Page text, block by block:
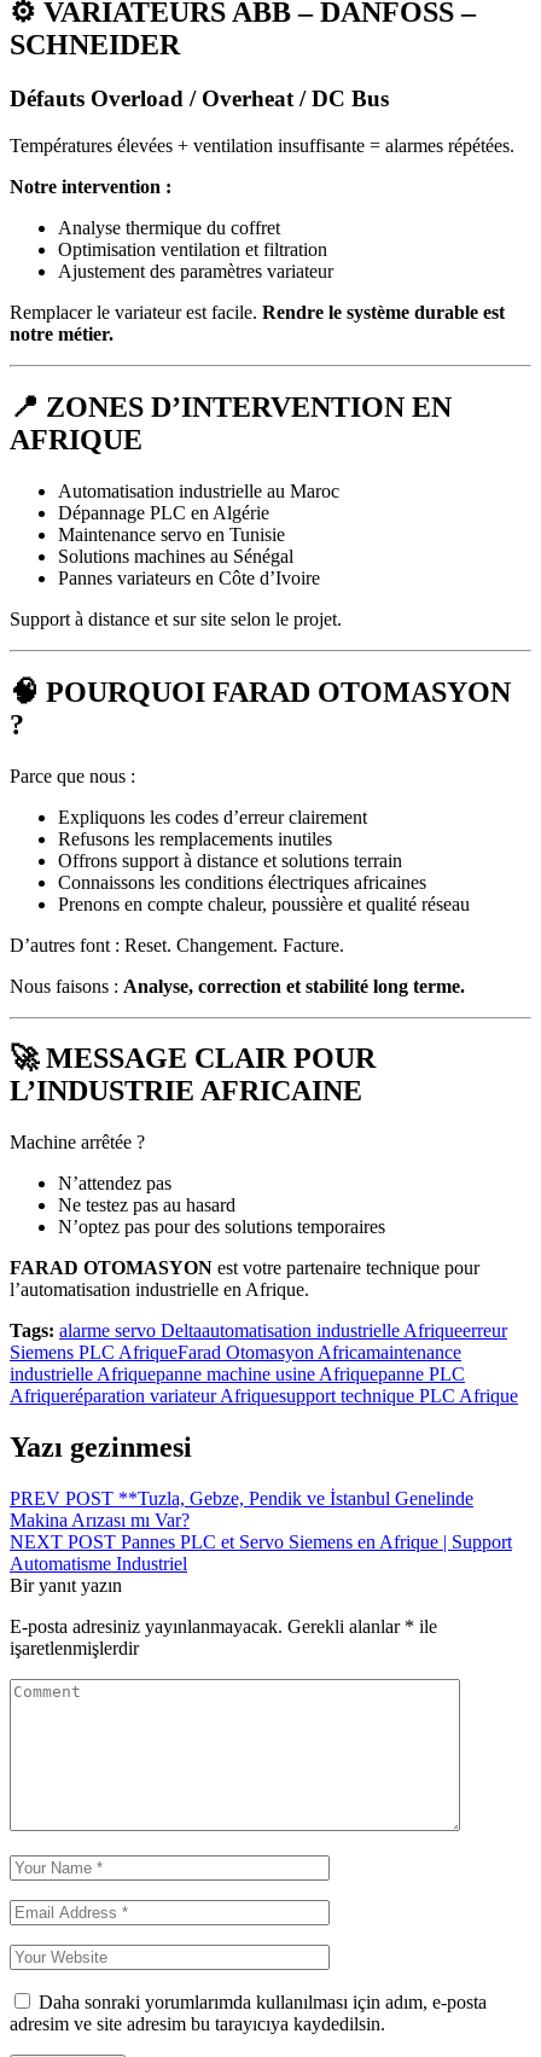
⚙️ VARIATEURS ABB – DANFOSS –
SCHNEIDER
Défauts Overload / Overheat / DC Bus
Températures élevées + ventilation insuffisante = alarmes répétées.
Notre intervention :
Analyse thermique du coffret
Optimisation ventilation et filtration
Ajustement des paramètres variateur
Remplacer le variateur est facile. Rendre le système durable est
notre métier.
📍 ZONES D’INTERVENTION EN
AFRIQUE
Automatisation industrielle au Maroc
Dépannage PLC en Algérie
Maintenance servo en Tunisie
Solutions machines au Sénégal
Pannes variateurs en Côte d’Ivoire
Support à distance et sur site selon le projet.
🧠 POURQUOI FARAD OTOMASYON
?
Parce que nous :
Expliquons les codes d’erreur clairement
Refusons les remplacements inutiles
Offrons support à distance et solutions terrain
Connaissons les conditions électriques africaines
Prenons en compte chaleur, poussière et qualité réseau
D’autres font : Reset. Changement. Facture.
Nous faisons : Analyse, correction et stabilité long terme.
🚀MESSAGE CLAIR POUR
L’INDUSTRIE AFRICAINE
Machine arrêtée ?
N’attendez pas
Ne testez pas au hasard
N’optez pas pour des solutions temporaires
FARAD OTOMASYON est votre partenaire technique pour
l’automatisation industrielle en Afrique.
Tags: alarme servo Deltaautomatisation industrielle Afriqueerreur
Siemens PLC AfriqueFarad Otomasyon Africamaintenance
industrielle Afriquepanne machine usine Afriquepanne PLC
Afriqueréparation variateur Afriquesupport technique PLC Afrique
Yazı gezinmesi
PREV POST **Tuzla, Gebze, Pendik ve İstanbul Genelinde
Makina Arızası mı Var?
NEXT POST Pannes PLC et Servo Siemens en Afrique | Support
Automatisme Industriel
Bir yanıt yazın
E-posta adresiniz yayınlanmayacak. Gerekli alanlar * ile
işaretlenmişlerdir
Daha sonraki yorumlarımda kullanılması için adım, e-posta
adresim ve site adresim bu tarayıcıya kaydedilsin.